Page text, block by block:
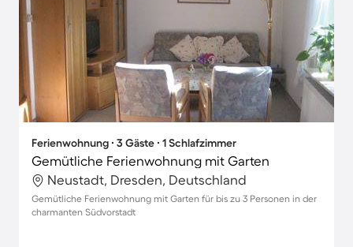
Ferienwohnung ∙ 3 Gäste ∙ 1 Schlafzimmer
Gemütliche Ferienwohnung mit Garten
Neustadt, Dresden, Deutschland
Gemütliche Ferienwohnung mit Garten für bis zu 3 Personen in der
charmanten Südvorstadt